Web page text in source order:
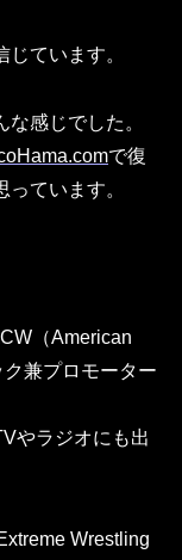
じています。
感じでした。
で復
ています。
（American
兼プロモーター
やラジオにも出
Wrestling